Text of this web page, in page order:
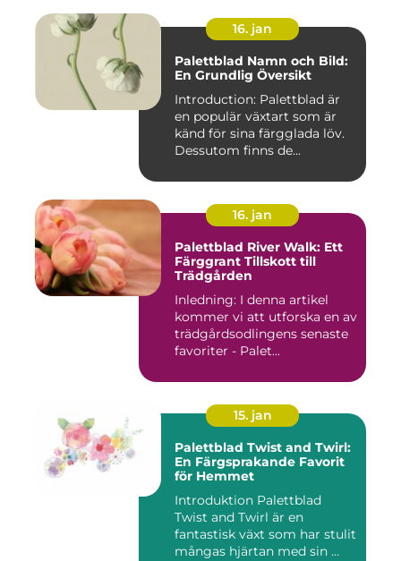
16. jan
Palettblad Namn och Bild:
En Grundlig Översikt
Introduction: Palettblad är
en populär växtart som är
känd för sina färgglada löv.
Dessutom finns de...
16. jan
Palettblad River Walk: Ett
Färggrant Tillskott till
Trädgården
Inledning: I denna artikel
kommer vi att utforska en av
trädgårdsodlingens senaste
favoriter - Palet...
15. jan
Palettblad Twist and Twirl:
En Färgsprakande Favorit
för Hemmet
Introduktion Palettblad
Twist and Twirl är en
fantastisk växt som har stulit
mångas hjärtan med sin ...